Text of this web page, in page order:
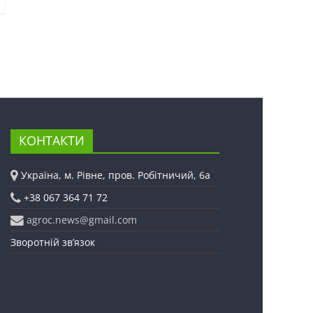
КОНТАКТИ
Україна, м. Рівне, пров. Робітничий, 6а
+38 067 364 71 72
agroc.news@gmail.com
Зворотній зв’язок